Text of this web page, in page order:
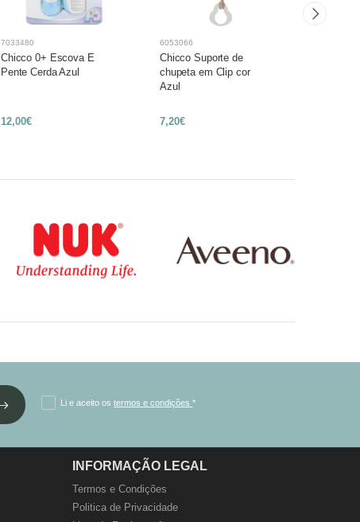
7033480
Chicco 0+ Escova E
Pente Cerda Azul
12,00€
6053066
Chicco Suporte de
chupeta em Clip cor
Azul
7,20€
Li e aceito ostermos e condições*
INFORMAÇÃO LEGAL
Termos e Condições
Politica de Privacidade